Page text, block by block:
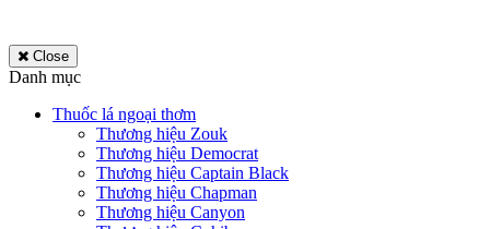
Close
Danh mục
Thuốc lá ngoại thơm
Thương hiệu Zouk
Thương hiệu Democrat
Thương hiệu Captain Black
Thương hiệu Chapman
Thương hiệu Canyon